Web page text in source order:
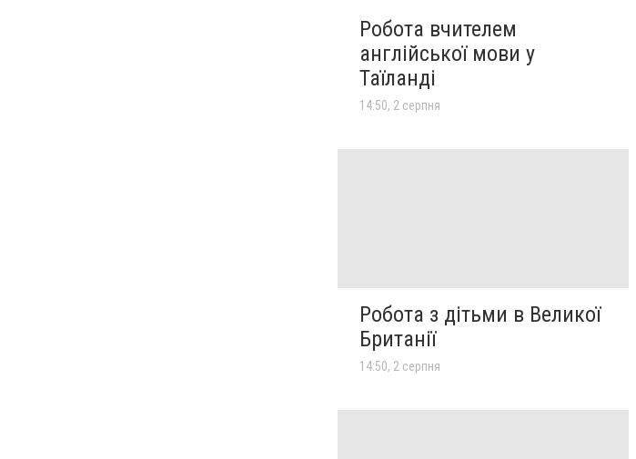
Робота вчителем
англійської мови у
Таїланді
14:50, 2 серпня
Робота з дітьми в Великої
Британії
14:50, 2 серпня